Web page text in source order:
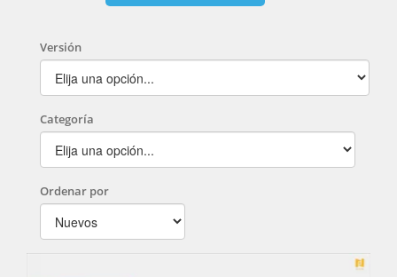
Versión
Categoría
Ordenar por